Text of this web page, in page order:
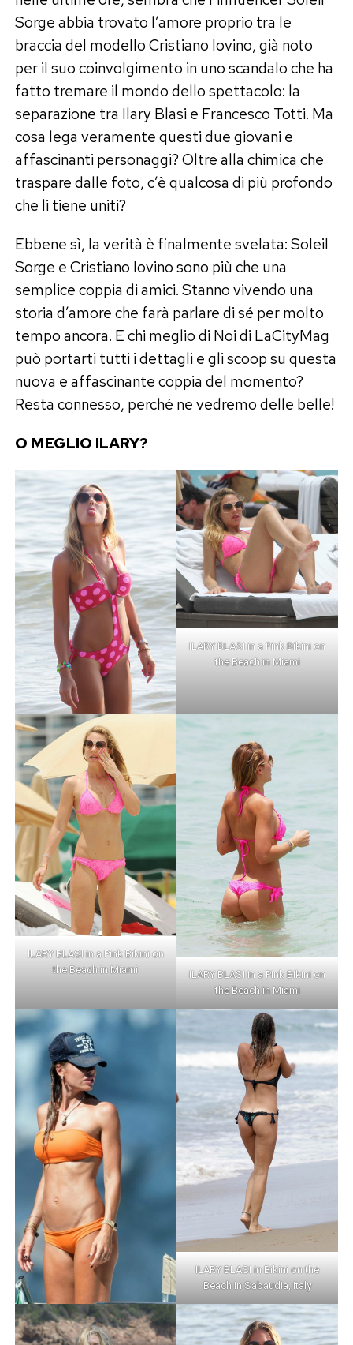
Sorge abbia trovato l’amore proprio tra le
braccia del modello Cristiano Iovino, già noto
per il suo coinvolgimento in uno scandalo che ha
fatto tremare il mondo dello spettacolo: la
separazione tra Ilary Blasi e Francesco Totti. Ma
cosa lega veramente questi due giovani e
affascinanti personaggi? Oltre alla chimica che
traspare dalle foto, c’è qualcosa di più profondo
che li tiene uniti?
Ebbene sì, la verità è finalmente svelata: Soleil
Sorge e Cristiano Iovino sono più che una
semplice coppia di amici. Stanno vivendo una
storia d’amore che farà parlare di sé per molto
tempo ancora. E chi meglio di Noi di LaCityMag
può portarti tutti i dettagli e gli scoop su questa
nuova e affascinante coppia del momento?
Resta connesso, perché ne vedremo delle belle!
O MEGLIO ILARY?
ILARY BLASI in a Pink Bikini on
the Beach in Miami
ILARY BLASI in a Pink Bikini on
the Beach in Miami
ILARY BLASI in a Pink Bikini on
the Beach in Miami
ILARY BLASI in Bikini on the
Beach in Sabaudia, Italy